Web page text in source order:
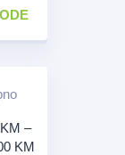
KM –
KM